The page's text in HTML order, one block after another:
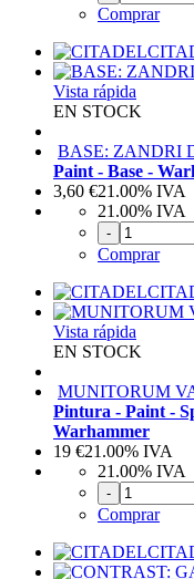
Comprar
Vista rápida
EN STOCK
BASE: ZANDRI
Paint - Base -
3,60 €21.00% IVA
21.00% IVA
-
Comprar
Vista rápida
EN STOCK
MUNITORUM
Pintura - Paint -
Warhammer
19 €21.00% IVA
21.00% IVA
-
Comprar